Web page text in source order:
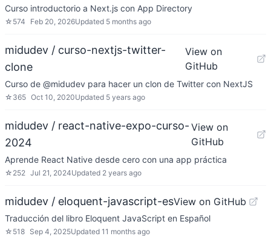
Curso introductorio a Next.js con App Directory
☆ 574 Feb 20, 2026Updated 5 months ago
midudev / curso-nextjs-twitter-
clone
View on
GitHub
Curso de @midudev para hacer un clon de Twitter con NextJS
☆ 365 Oct 10, 2020Updated 5 years ago
midudev / react-native-expo-curso-
2024
View on
GitHub
Aprende React Native desde cero con una app práctica
☆ 252 Jul 21, 2024Updated 2 years ago
midudev / eloquent-javascript-esView on GitHub
Traducción del libro Eloquent JavaScript en Español
☆ 518 Sep 4, 2025Updated 11 months ago